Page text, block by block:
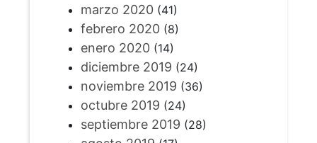
marzo 2020(41)
febrero 2020(8)
enero 2020(14)
diciembre 2019 (24)
noviembre 2019 (36)
octubre 2019 (24)
septiembre 2019 (28)